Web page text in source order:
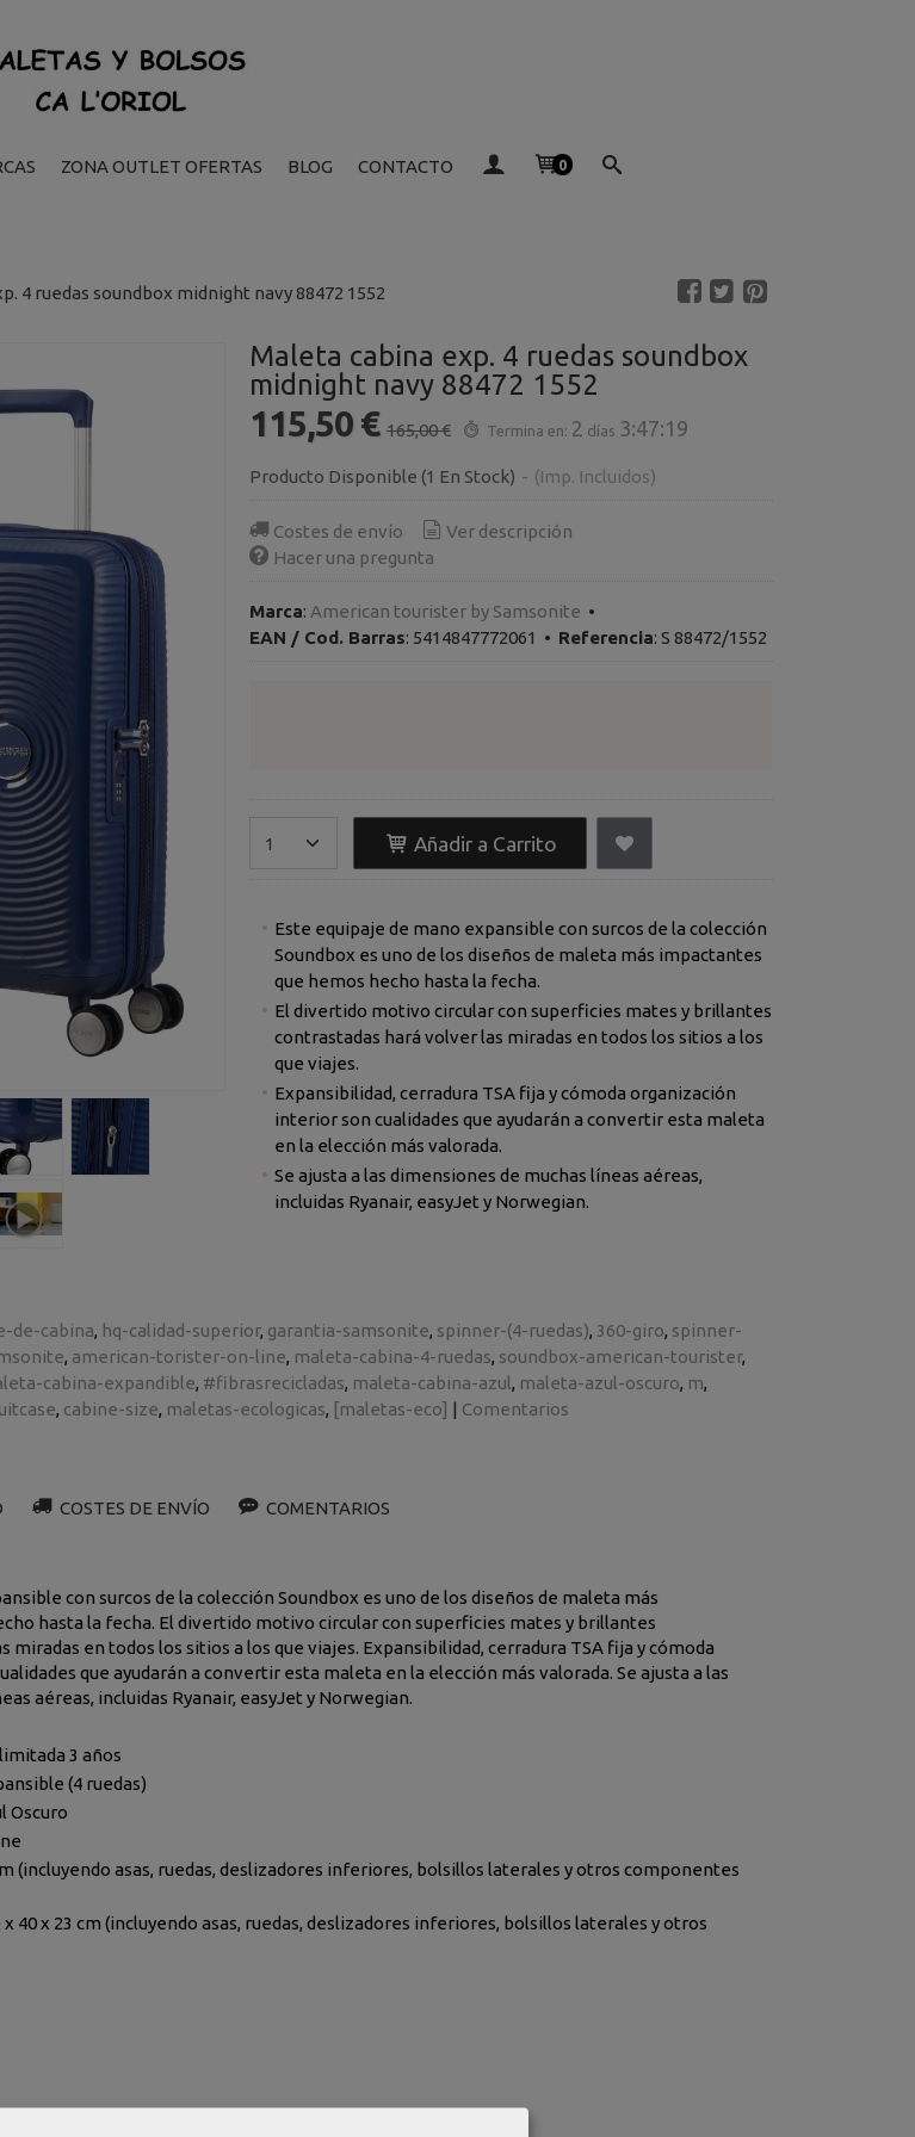
ZONA OUTLET OFERTAS BLOG CONTACTO 0
4 ruedas soundbox midnight navy 88472 1552
Maleta cabina exp. 4 ruedas soundbox
midnight navy 88472 1552
115,50 € 165,00 € Termina en: 2 días 3:47:18
Producto Disponible (1 En Stock) - (Imp. Incluidos)
Costes de envío
Ver descripción
Hacer una pregunta
Marca: American tourister by Samsonite •
EAN / Cod. Barras: 5414847772061 • Referencia: S 88472/1552
Añadir a Carrito
Este equipaje de mano expansible con surcos de la colección
Soundbox es uno de los diseños de maleta más impactantes
que hemos hecho hasta la fecha.
El divertido motivo circular con superficies mates y brillantes
contrastadas hará volver las miradas en todos los sitios a los
que viajes.
Expansibilidad, cerradura TSA fija y cómoda organización
interior son cualidades que ayudarán a convertir esta maleta
en la elección más valorada.
Se ajusta a las dimensiones de muchas líneas aéreas,
incluidas Ryanair, easyJet y Norwegian.
de-cabina hq-calidad-superior garantia-samsonite spinner-(4-ruedas) 360-giro spinner-
american-torister-on-line maleta-cabina-4-ruedas soundbox-american-tourister
cabina-expandible #fibrasrecicladas maleta-cabina-azul maleta-azul-oscuro m
cabine-size maletas-ecologicas [maletas-eco] | Comentarios
COSTES DE ENVÍO COMENTARIOS
con surcos de la colección Soundbox es uno de los diseños de maleta más
hasta la fecha. El divertido motivo circular con superficies mates y brillantes
miradas en todos los sitios a los que viajes. Expansibilidad, cerradura TSA fija y cómoda
que ayudarán a convertir esta maleta en la elección más valorada. Se ajusta a las
aéreas, incluidas Ryanair, easyJet y Norwegian.
3 años
(4 ruedas)
Oscuro
(incluyendo asas, ruedas, deslizadores inferiores, bolsillos laterales y otros componentes
40 x 23 cm (incluyendo asas, ruedas, deslizadores inferiores, bolsillos laterales y otros